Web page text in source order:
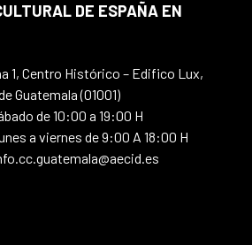
DE ESPAÑA EN
1, Centro Histórico – Edifico Lux,
Guatemala (01001)
de 10:00 a 19:00 H
a viernes de 9:00 A 18:00 H